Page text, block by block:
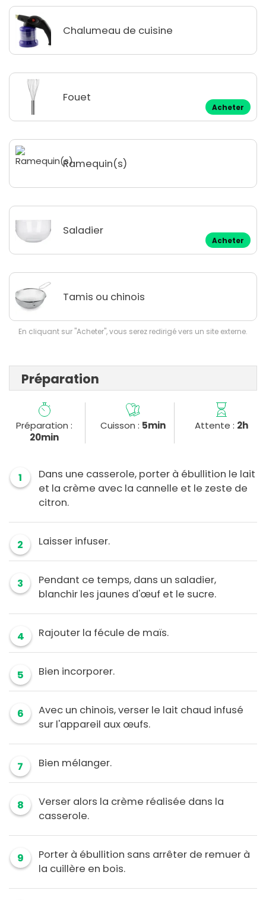
Chalumeau de cuisine
Fouet
Acheter
Ramequin(s)
Saladier
Acheter
Tamis ou chinois
En cliquant sur "Acheter", vous serez redirigé vers un site externe.
Préparation
Préparation :
20min
Cuisson : 5min Attente : 2h
1
Dans une casserole, porter à ébullition le lait
et la crème avec la cannelle et le zeste de
citron.
2 Laisser infuser.
3
Pendant ce temps, dans un saladier,
blanchir les jaunes d'œuf et le sucre.
4 Rajouter la fécule de maïs.
5 Bien incorporer.
6
Avec un chinois, verser le lait chaud infusé
sur l'appareil aux œufs.
7 Bien mélanger.
8
Verser alors la crème réalisée dans la
casserole.
9
Porter à ébullition sans arrêter de remuer à
la cuillère en bois.